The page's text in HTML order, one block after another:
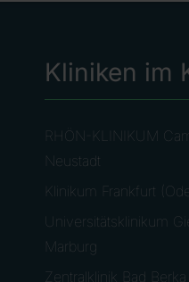
Kliniken im
RHÖN-KLINIKUM
Neustadt
Klinikum Frankfurt
Universitätsklinikum
Marburg
Zentralklinik Bad Berka